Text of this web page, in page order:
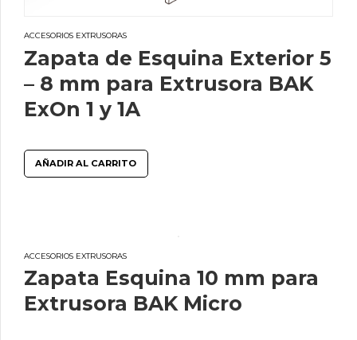
ACCESORIOS EXTRUSORAS
Zapata de Esquina Exterior 5
– 8 mm para Extrusora BAK
ExOn 1 y 1A
AÑADIR AL CARRITO
ACCESORIOS EXTRUSORAS
Zapata Esquina 10 mm para
Extrusora BAK Micro